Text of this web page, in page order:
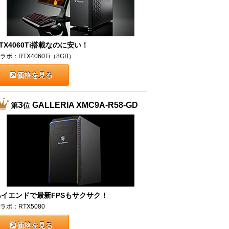
搭載なのに安い！
ボ：RTX4060Ti（8GB）
価格を見る
第3位GALLERIA XMC9A-R58-GD
エンドで最新FPSもサクサク！
ボ：RTX5080
価格を見る